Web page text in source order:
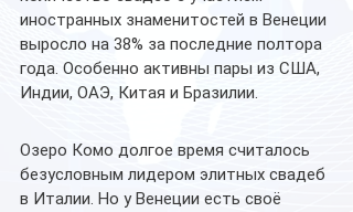
иностранных знаменитостей в Венеции
выросло на 38% за последние полтора
года. Особенно активны пары из США,
Индии, ОАЭ, Китая и Бразилии.
Озеро Комо долгое время считалось
безусловным лидером элитных свадеб
в Италии. Но у Венеции есть своё